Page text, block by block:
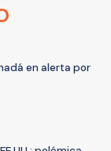
en alerta por